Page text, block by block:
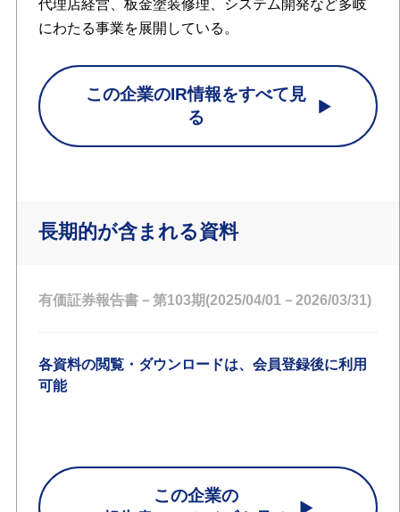
代理店経営、板金塗装修理、システム開発など多岐
にわたる事業を展開している。
この企業のIR情報をすべて見
る
長期的が含まれる資料
有価証券報告書－第103期(2025/04/01－2026/03/31)
各資料の閲覧・ダウンロードは、会員登録後に利用
可能
この企業の